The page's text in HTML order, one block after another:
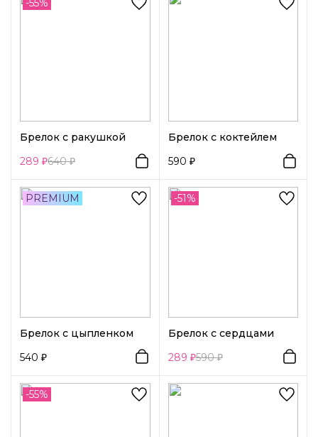
Брелок с ракушкой
289
640
Брелок с коктейлем
590
PREMIUM
Брелок с цыпленком
540
-51%
Брелок с сердцами
289
590
-55%